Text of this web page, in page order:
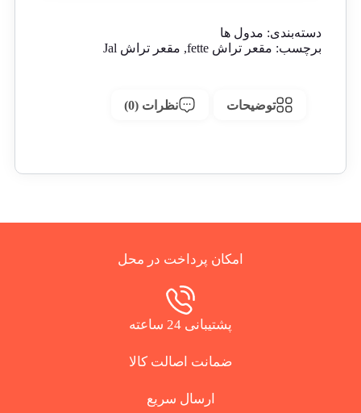
دسته‌بندی: مدول ها
برچسب: مقعر تراش fette , مقعر تراش Jal
توضیحات نظرات (0)
امکان پرداخت در محل
پشتیبانی 24 ساعته
ضمانت اصالت کالا
ارسال سریع